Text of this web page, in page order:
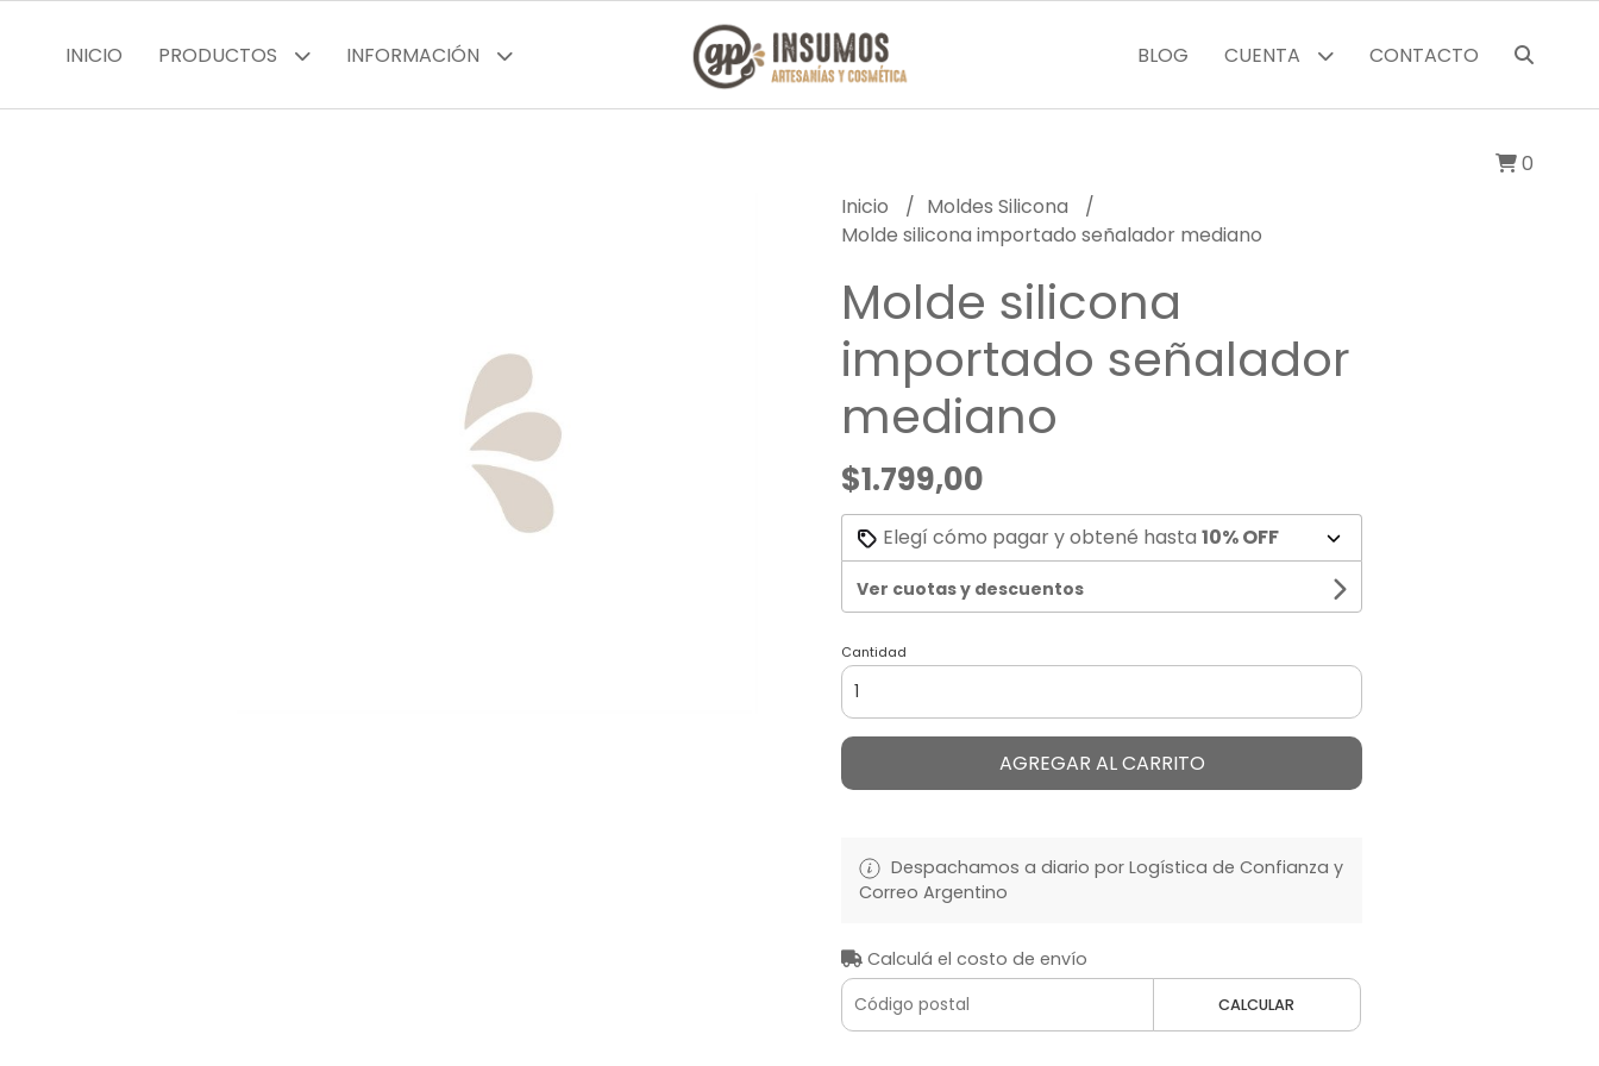
INICIO PRODUCTOS INFORMACIÓN BLOG CUENTA CONTACTO
0
Inicio
Moldes Silicona
Molde silicona importado señalador mediano
Molde silicona
importado señalador
mediano
$1.799,00
Elegí cómo pagar y obtené hasta 10% OFF
Ver cuotas y descuentos
Cantidad
AGREGAR AL CARRITO
Despachamos a diario por Logística de Confianza y
Correo Argentino
Calculá el costo de envío
CALCULAR